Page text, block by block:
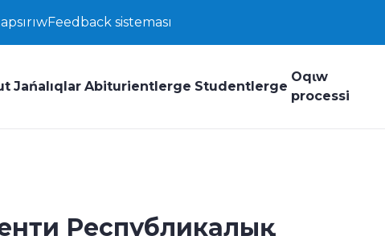
Feedback sisteması
Jańalıqlar Abiturientlerge Studentlerge
Oqɩw
processi
Республикалық